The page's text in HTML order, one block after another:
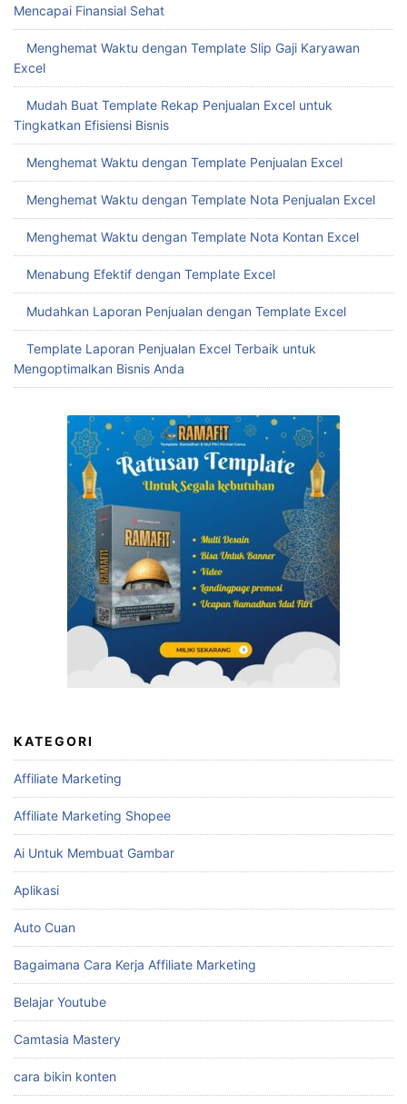
Mencapai Finansial Sehat
Menghemat Waktu dengan Template Slip Gaji Karyawan
Excel
Mudah Buat Template Rekap Penjualan Excel untuk
Tingkatkan Efisiensi Bisnis
Menghemat Waktu dengan Template Penjualan Excel
Menghemat Waktu dengan Template Nota Penjualan Excel
Menghemat Waktu dengan Template Nota Kontan Excel
Menabung Efektif dengan Template Excel
Mudahkan Laporan Penjualan dengan Template Excel
Template Laporan Penjualan Excel Terbaik untuk
Mengoptimalkan Bisnis Anda
KATEGORI
Affiliate Marketing
Affiliate Marketing Shopee
Ai Untuk Membuat Gambar
Aplikasi
Auto Cuan
Bagaimana Cara Kerja Affiliate Marketing
Belajar Youtube
Camtasia Mastery
cara bikin konten